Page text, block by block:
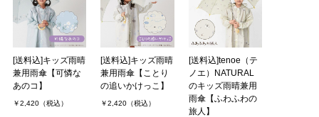
た。購入してよかったです。
あじさいさん（2件） 購入者
非公開 投稿日：2022年03月09日
お友達の娘さんの入学祝いに購入しました。
雨の日が待ち遠しくなるようなかわいいデザインに一目惚れしまし
[送料込]キッズ雨晴
兼用雨傘【可憐な
あのコ】
￥2,420（税込）
[送料込]キッズ雨晴
兼用雨傘【ことり
の追いかけっこ】
￥2,420（税込）
[送料込]tenoe（テ
ノエ）NATURAL
のキッズ雨晴兼用
雨傘【ふわふわの
旅人】